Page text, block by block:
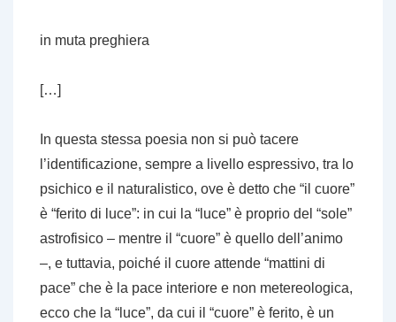
in muta preghiera
[…]
In questa stessa poesia non si può tacere
l’identificazione, sempre a livello espressivo, tra lo
psichico e il naturalistico, ove è detto che “il cuore”
è “ferito di luce”: in cui la “luce” è proprio del “sole”
astrofisico – mentre il “cuore” è quello dell’animo
–, e tuttavia, poiché il cuore attende “mattini di
pace” che è la pace interiore e non metereologica,
ecco che la “luce”, da cui il “cuore” è ferito, è un